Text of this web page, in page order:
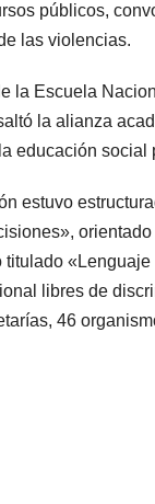
públicos,
las violencias.
la Escuela
la alianza
educación
estuvo
libres de
46